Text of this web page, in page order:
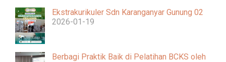
Ekstrakurikuler Sdn Karanganyar Gunung 02
2026-01-19
Berbagi Praktik Baik di Pelatihan BCKS oleh